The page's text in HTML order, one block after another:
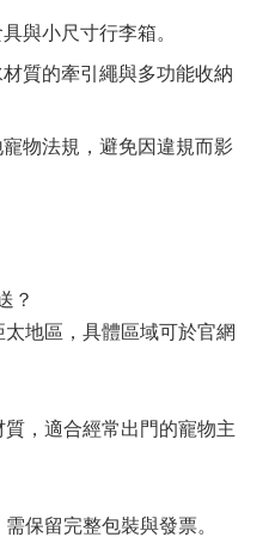
與小尺寸行李箱。
質的牽引繩與多功能收納
物法規，避免因違規而影
？
地區，具體區域可於官網
，適合經常出門的寵物主
保留完整包裝與發票。